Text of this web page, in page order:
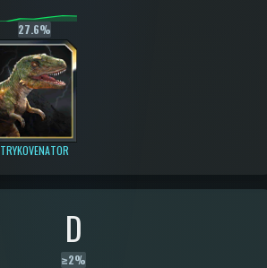
27.6%
TRYKOVENATOR
D
≥2%